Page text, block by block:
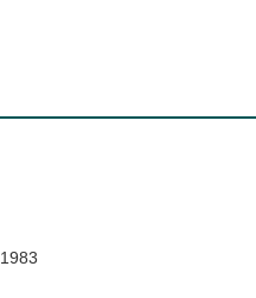
1983